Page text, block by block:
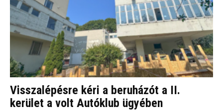
Visszalépésre kéri a beruházót a II.
kerület a volt Autóklub ügyében